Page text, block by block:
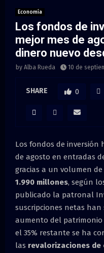
N
Economía
Los fondos de
mejor mes de
dinero nuevo
by Alba Rueda 10 de
SHARE 0
Los fondos de inversión
de agosto en entradas
gracias a un volumen
1.990 millones, según
publicado la patronal
suscripciones netas
aumento del
el 35% restante se ha
las revalorizaciones